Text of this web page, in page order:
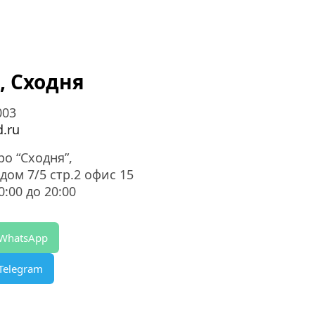
Сходня
“Сходня”,
7/5 стр.2 офис 15
до 20:00